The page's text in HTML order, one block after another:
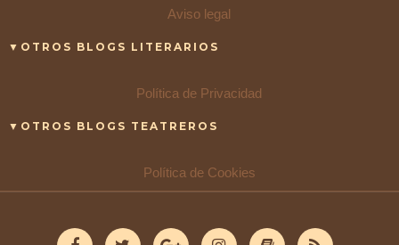
Aviso legal
▼OTROS BLOGS LITERARIOS
Política de Privacidad
▼OTROS BLOGS TEATREROS
Política de Cookies